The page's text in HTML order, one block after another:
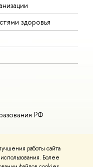
работы сайта
Более
здоровья
РФ